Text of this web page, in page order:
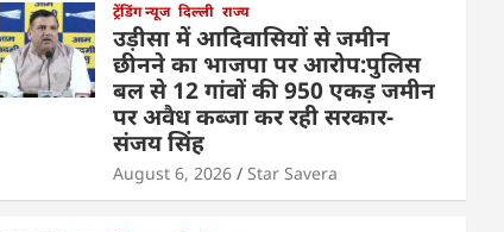
ट्रेंडिंग न्यूज दिल्ली राज्य
उड़ीसा में आदिवासियों से जमीन
छीनने का भाजपा पर आरोप:पुलिस
बल से 12 गांवों की 950 एकड़ जमीन
पर अवैध कब्जा कर रही सरकार-
संजय सिंह
August 6, 2026 Star Savera